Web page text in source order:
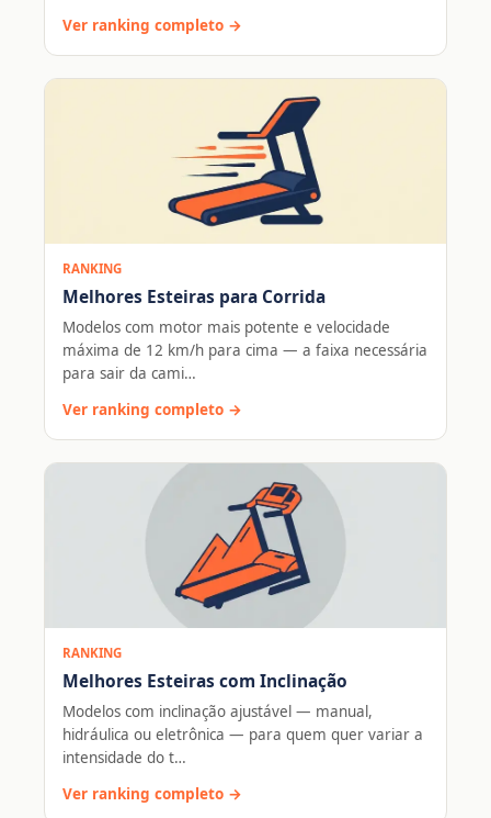
Ver ranking completo →
RANKING
Melhores Esteiras para Corrida
Modelos com motor mais potente e velocidade
máxima de 12 km/h para cima — a faixa necessária
para sair da cami…
Ver ranking completo →
RANKING
Melhores Esteiras com Inclinação
Modelos com inclinação ajustável — manual,
hidráulica ou eletrônica — para quem quer variar a
intensidade do t…
Ver ranking completo →